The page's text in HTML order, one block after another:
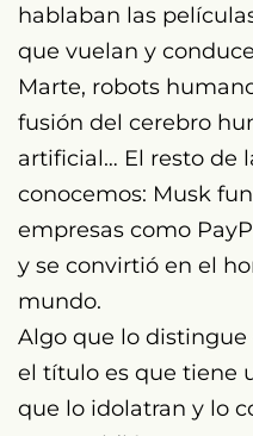
hablaban las
que vuelan y
Marte, robots
fusión del cerebro
artificial… El resto de
conocemos: Musk
empresas como
y se convirtió en el
mundo.
Algo que lo distingue
el título es que tiene
que lo idolatran y lo